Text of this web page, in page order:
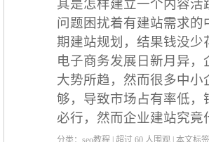
其是怎样建立一个内容
问题困扰着有建站需求
期建站规划，结果钱没
电子商务发展日新月异
大势所趋，然而很多中
够，导致市场占有率低
必行，然而企业建站究
分类：seo教程 | 超过 60 人围观 | 本文标签